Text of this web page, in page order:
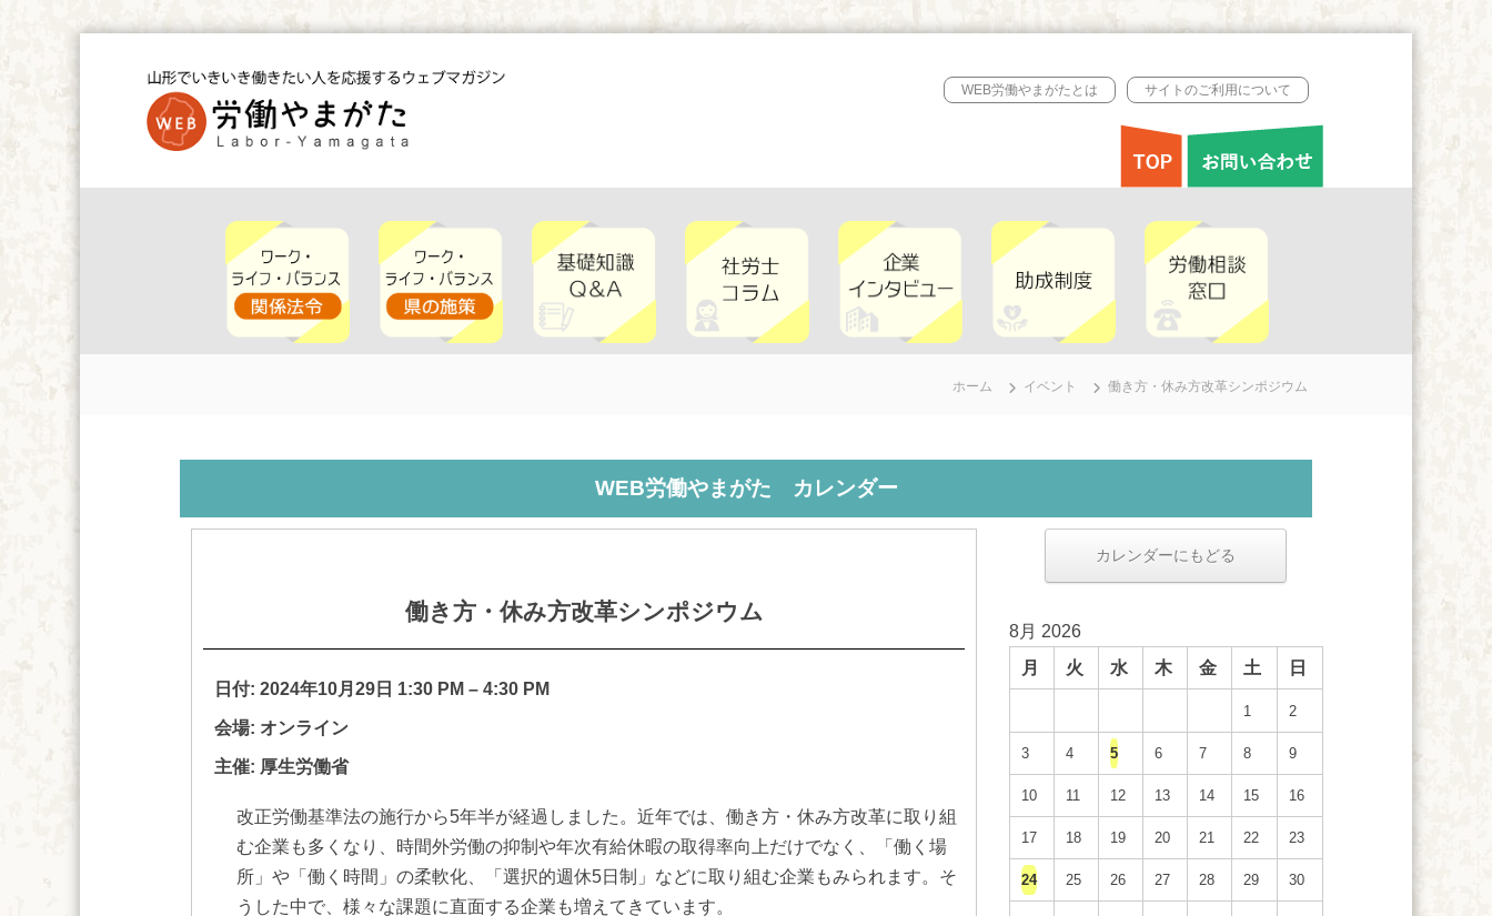
W
WEB労働やまがたとは サイトのご利用について
ホーム イベント 働き方・休み方改革シンポジウム
WEB労働やまがた カレンダー
働き方・休み方改革シンポジウム
日付: 2024年10月29日 1:30 PM – 4:30 PM
会場: オンライン
主催: 厚生労働省
改正労働基準法の施行から5年半が経過しました。近年では、働き方・休み方改革に取り組
む企業も多くなり、時間外労働の抑制や年次有給休暇の取得率向上だけでなく、「働く場
所」や「働く時間」の柔軟化、「選択的週休5日制」などに取り組む企業もみられます。そ
うした中で、様々な課題に直面する企業も増えてきています。
カレンダーにもどる
8月 2026
月
火 水 木 金 土 日
1 2
3 4 5 6 7 8 9
10 11 12 13 14 15 16
17 18 19 20 21 22 23
24 25 26 27 28 29 30